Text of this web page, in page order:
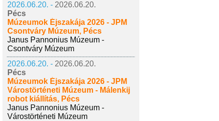
2026.06.20. - 2026.06.20.
Pécs
Múzeumok Éjszakája 2026 - JPM
Csontváry Múzeum, Pécs
Janus Pannonius Múzeum -
Csontváry Múzeum
2026.06.20. - 2026.06.20.
Pécs
Múzeumok Éjszakája 2026 - JPM
Várostörténeti Múzeum - Málenkij
robot kiállítás, Pécs
Janus Pannonius Múzeum -
Várostörténeti Múzeum